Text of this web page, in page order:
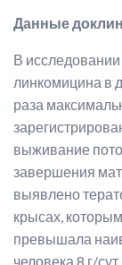
Данные
В
линкомицина в
раза
выживание
завершения
выявлено
крысах,
превышала
человека 8 г/